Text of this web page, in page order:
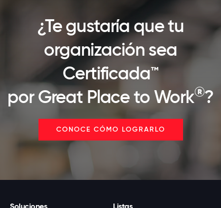
¿Te gustaría que tu
organización sea
Certificada™
por Great Place to Work®?
CONOCE CÓMO LOGRARLO